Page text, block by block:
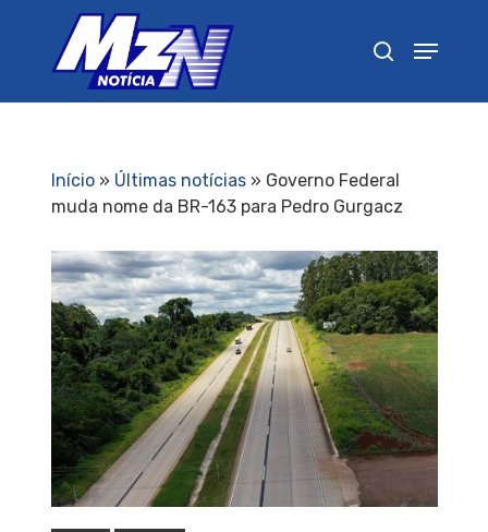
Início» Últimas notícias» Governo Federal
muda nome da BR-163 para Pedro Gurgacz